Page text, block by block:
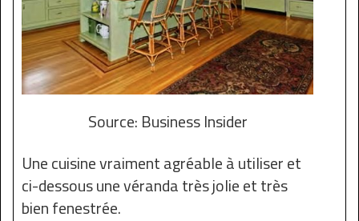
Source: Business Insider
Une cuisine vraiment agréable à utiliser et
ci-dessous une véranda très jolie et très
bien fenestrée.